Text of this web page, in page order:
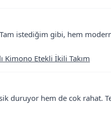
istediğim gibi, hem
Kimono Etekli İkili Takım
duruyor hem de cok rahat.